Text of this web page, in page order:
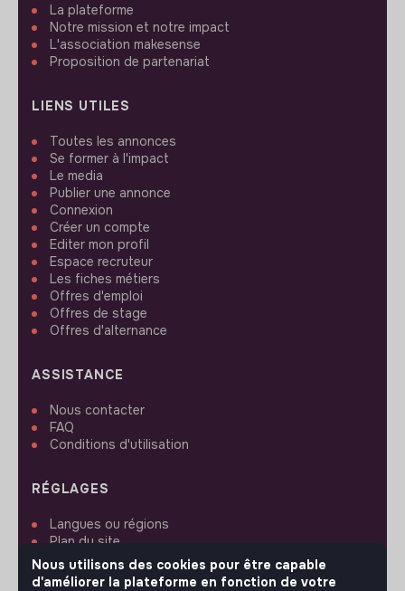
La plateforme
Notre mission et notre impact
L'association makesense
Proposition de partenariat
LIENS UTILES
Toutes les annonces
Se former à l'impact
Le media
Publier une annonce
Connexion
Créer un compte
Editer mon profil
Espace recruteur
Les fiches métiers
Offres d'emploi
Offres de stage
Offres d'alternance
ASSISTANCE
Nous contacter
FAQ
Conditions d'utilisation
RÉGLAGES
Langues ou régions
Plan du site
Paramètres des cookies
Nous utilisons des cookies pour être capable
d'améliorer la plateforme en fonction de votre